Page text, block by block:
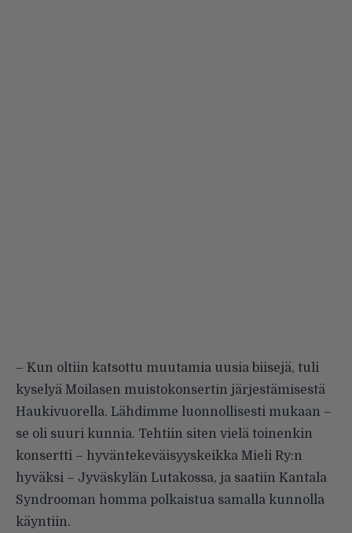
– Kun oltiin katsottu muutamia uusia biisejä, tuli
kyselyä Moilasen muistokonsertin järjestämisestä
Haukivuorella. Lähdimme luonnollisesti mukaan –
se oli suuri kunnia. Tehtiin siten vielä toinenkin
konsertti – hyväntekeväisyyskeikka Mieli Ry:n
hyväksi – Jyväskylän Lutakossa, ja saatiin Kantala
Syndrooman homma polkaistua samalla kunnolla
käyntiin.